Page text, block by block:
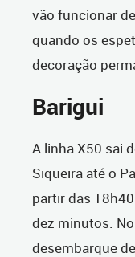
vão funcionar
quando os
decoração
Barigui
A linha X50 sai
Siqueira até o
partir das
dez minutos.
desembarque